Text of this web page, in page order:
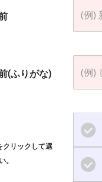
(ふりがな)
クリックして選
。